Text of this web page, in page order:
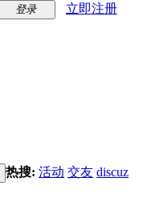
登录
立即注册
热搜: 活动 交友 discuz